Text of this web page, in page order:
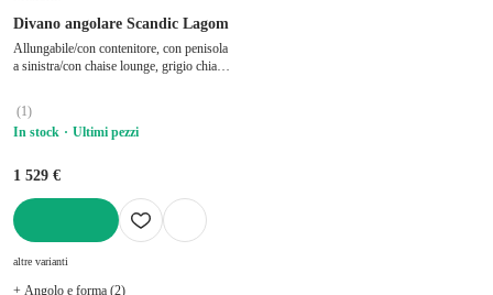
Divano angolare Scandic Lagom
Allungabile/con contenitore, con penisola
a sinistra/con chaise lounge, grigio chiaro,
seduta 50 cm
(1)
In stock
Ultimi pezzi
1 529 €
altre varianti
+ Angolo e forma (2)